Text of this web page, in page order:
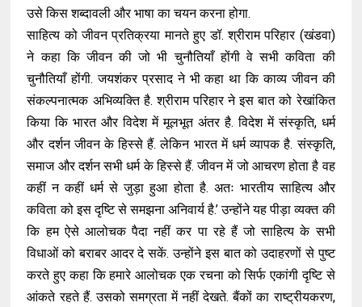
उसे किस शब्दावली और भाषा का चयन करना होगा.
साहित्य को जीवन प्रतिक्रया मानते हुए डॉ. श्रीराम परिहार (खंडवा)
ने कहा कि जीवन की जो भी चुनौतियाँ होंगी वे सभी कविता की
चुनौतियाँ होंगी. जयशंकर प्रसाद ने भी कहा था कि काव्य जीवन की
संकल्पनात्मक अभिव्यक्ति है. श्रीराम परिहार ने इस बात को रेखांकित
किया कि भारत और विदेश में मूलभूत अंतर है. विदेश में संस्कृति, धर्म
और दर्शन जीवन के हिस्से हैं. लेकिन भारत में धर्म व्यापक है. संस्कृति,
समाज और दर्शन सभी धर्म के हिस्से हैं. जीवन में जो आचरण होता है वह
कहीं न कहीं धर्म से जुड़ा हुआ होता है. अतः भारतीय साहित्य और
कविता को इस दृष्टि से समझना अनिवार्य है.’ उन्होंने यह पीड़ा व्यक्त की
कि हम ऐसे आलोचक पैदा नहीं कर पा रहे हैं जो साहित्य के सभी
विधाओं को बराबर आदर दे सकें. उन्होंने इस बात को उदाहरणों से पुष्ट
करते हुए कहा कि हमारे आलोचक एक रचना को सिर्फ एकांगी दृष्टि से
आंकते रहते हैं. उसको समग्रता में नहीं देखते. बैंकों का राष्ट्रीयकरण,